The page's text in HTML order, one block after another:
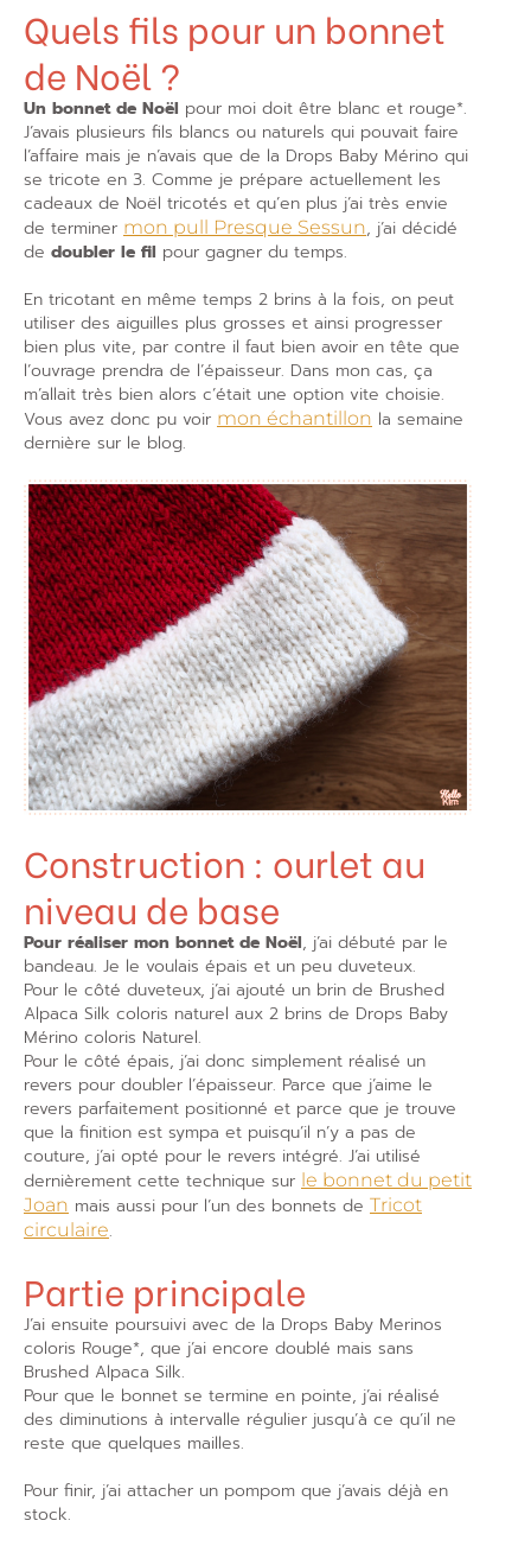
Quels fils pour un bonnet
de Noël ?
Un bonnet de Noël pour moi doit être blanc et rouge*.
J’avais plusieurs fils blancs ou naturels qui pouvait faire
l’affaire mais je n’avais que de la Drops Baby Mérino qui
se tricote en 3. Comme je prépare actuellement les
cadeaux de Noël tricotés et qu’en plus j’ai très envie
de terminer mon pull Presque Sessun, j’ai décidé
de doubler le fil pour gagner du temps.
En tricotant en même temps 2 brins à la fois, on peut
utiliser des aiguilles plus grosses et ainsi progresser
bien plus vite, par contre il faut bien avoir en tête que
l’ouvrage prendra de l’épaisseur. Dans mon cas, ça
m’allait très bien alors c’était une option vite choisie.
Vous avez donc pu voir mon échantillon la semaine
dernière sur le blog.
Construction : ourlet au
niveau de base
Pour réaliser mon bonnet de Noël, j’ai débuté par le
bandeau. Je le voulais épais et un peu duveteux.
Pour le côté duveteux, j’ai ajouté un brin de Brushed
Alpaca Silk coloris naturel aux 2 brins de Drops Baby
Mérino coloris Naturel.
Pour le côté épais, j’ai donc simplement réalisé un
revers pour doubler l’épaisseur. Parce que j’aime le
revers parfaitement positionné et parce que je trouve
que la finition est sympa et puisqu’il n’y a pas de
couture, j’ai opté pour le revers intégré. J’ai utilisé
dernièrement cette technique sur le bonnet du petit
Joan mais aussi pour l’un des bonnets de Tricot
circulaire.
Partie principale
J’ai ensuite poursuivi avec de la Drops Baby Merinos
coloris Rouge*, que j’ai encore doublé mais sans
Brushed Alpaca Silk.
Pour que le bonnet se termine en pointe, j’ai réalisé
des diminutions à intervalle régulier jusqu’à ce qu’il ne
reste que quelques mailles.
Pour finir, j’ai attacher un pompom que j’avais déjà en
stock.